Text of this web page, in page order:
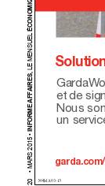
 
INFORME AFF
AIRES,

GardaW
et de
Nous
un
504MA03-15